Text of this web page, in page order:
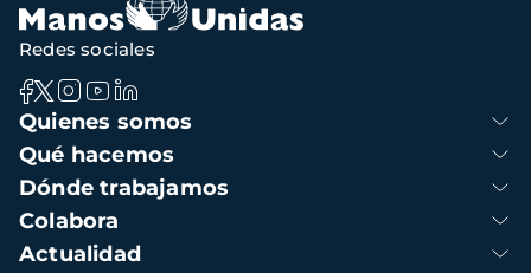
Navegación
principal
Quienes somos
Qué hacemos
Dónde trabajamos
Colabora
Actualidad
Redes sociales